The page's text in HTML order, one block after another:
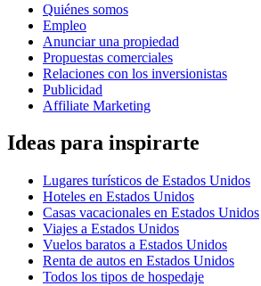
Quiénes somos
Empleo
Anunciar una propiedad
Propuestas comerciales
Relaciones con los inversionistas
Publicidad
Affiliate Marketing
Ideas para inspirarte
Lugares turísticos de Estados Unidos
Hoteles en Estados Unidos
Casas vacacionales en Estados Unidos
Viajes a Estados Unidos
Vuelos baratos a Estados Unidos
Renta de autos en Estados Unidos
Todos los tipos de hospedaje